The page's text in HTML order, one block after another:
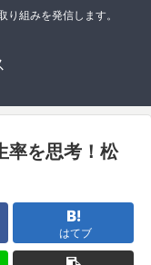
組みを発信します。
率を思考！松
はてブ